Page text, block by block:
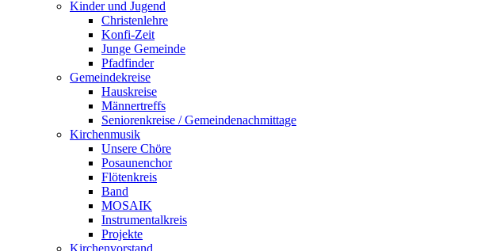
Kinder und Jugend
Christenlehre
Konfi-Zeit
Junge Gemeinde
Pfadfinder
Gemeindekreise
Hauskreise
Männertreffs
Seniorenkreise / Gemeindenachmittage
Kirchenmusik
Unsere Chöre
Posaunenchor
Flötenkreis
Band
MOSAIK
Instrumentalkreis
Projekte